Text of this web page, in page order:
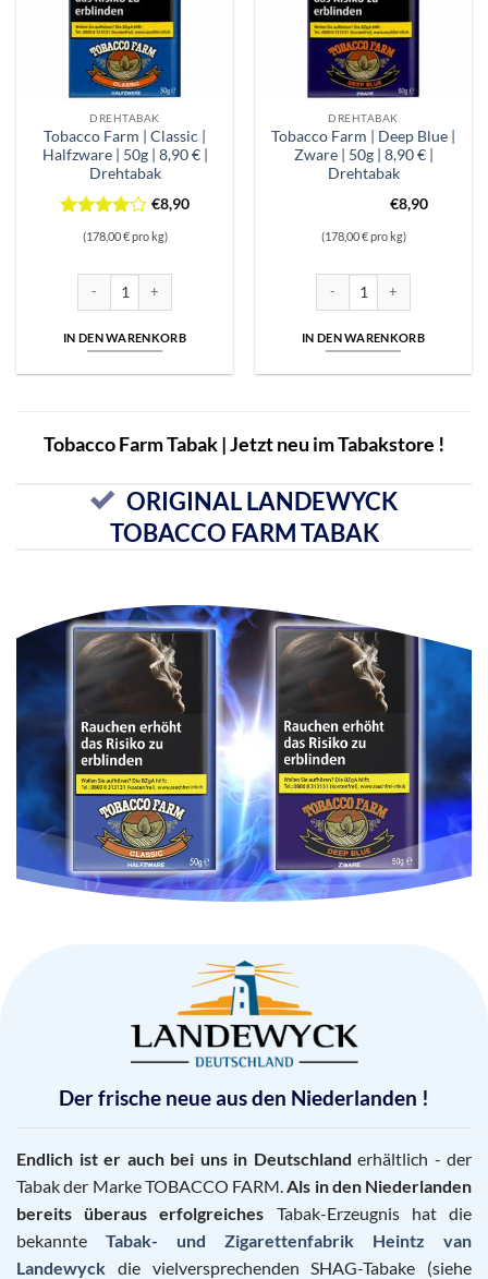
DREHTABAK
Tobacco Farm | Classic |
Halfzware | 50g | 8,90 € |
Drehtabak
Bewertet
mit
€8,90
(178,00 € pro kg)
IN DEN WARENKORB
DREHTABAK
Tobacco Farm | Deep Blue |
Zware | 50g | 8,90 € |
Drehtabak
€8,90
(178,00 € pro kg)
IN DEN WARENKORB
Tobacco Farm Tabak | Jetzt neu im Tabakstore !
ORIGINAL LANDEWYCK
TOBACCO FARM TABAK
Der frische neue aus den Niederlanden !
Endlich ist er auch bei uns in Deutschland erhältlich - der
Tabak der Marke TOBACCO FARM.Als in den Niederlanden
bereits überaus erfolgreiches Tabak-Erzeugnis hat die
bekannte Tabak- und Zigarettenfabrik Heintz van
Landewyck die vielversprechenden SHAG-Tabake (siehe